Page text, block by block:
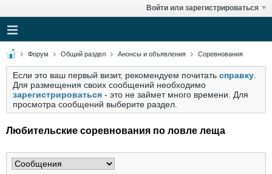
Войти или зарегистрироваться
Форум Общий раздел Анонсы и объявления Соревнования
Если это ваш первый визит, рекомендуем почитать справку
Для размещения своих сообщений необходимо
зарегистрироваться - это не займет много времени. Для
просмотра сообщений выберите раздел.
Любительские соревнования по ловле леща